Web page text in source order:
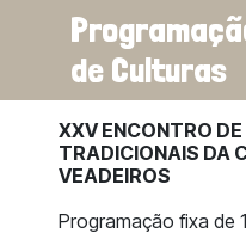
de Culturas
XXV ENCONTRO
TRADICIONAIS DA
VEADEIROS
Programação fixa de